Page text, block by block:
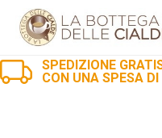
SPEDIZIONE
CON UNA SPESA